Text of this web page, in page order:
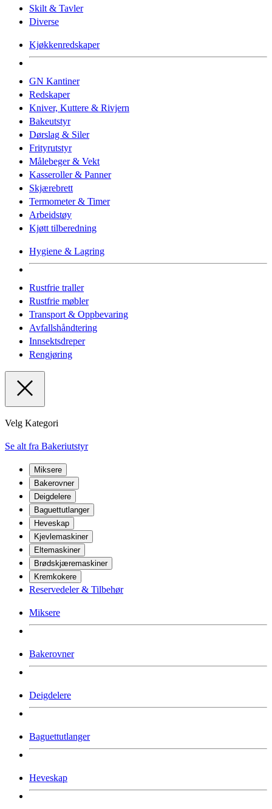
Skilt & Tavler
Diverse
Kjøkkenredskaper
GN Kantiner
Redskaper
Kniver, Kuttere & Rivjern
Bakeutstyr
Dørslag & Siler
Frityrutstyr
Målebeger & Vekt
Kasseroller & Panner
Skjærebrett
Termometer & Timer
Arbeidstøy
Kjøtt tilberedning
Hygiene & Lagring
Rustfrie traller
Rustfrie møbler
Transport & Oppbevaring
Avfallshåndtering
Innsektsdreper
Rengjøring
Velg Kategori
Se alt fra Bakeriutstyr
Miksere
Bakerovner
Deigdelere
Baguettutlanger
Heveskap
Kjevlemaskiner
Eltemaskiner
Brødskjæremaskiner
Kremkokere
Reservedeler & Tilbehør
Miksere
Bakerovner
Deigdelere
Baguettutlanger
Heveskap